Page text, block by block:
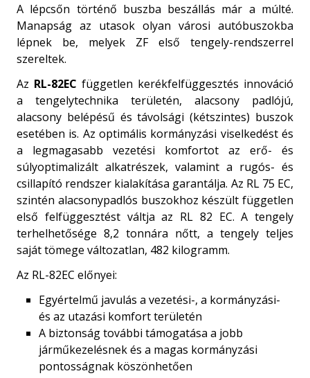
A lépcsőn történő buszba beszállás már a múlté.
Manapság az utasok olyan városi autóbuszokba
lépnek be, melyek ZF első tengely-rendszerrel
szereltek.
Az RL-82EC független kerékfelfüggesztés innováció
a tengelytechnika területén, alacsony padlójú,
alacsony belépésű és távolsági (kétszintes) buszok
esetében is. Az optimális kormányzási viselkedést és
a legmagasabb vezetési komfortot az erő- és
súlyoptimalizált alkatrészek, valamint a rugós- és
csillapító rendszer kialakítása garantálja. Az RL 75 EC,
szintén alacsonypadlós buszokhoz készült független
első felfüggesztést váltja az RL 82 EC. A tengely
terhelhetősége 8,2 tonnára nőtt, a tengely teljes
saját tömege változatlan, 482 kilogramm.
Az RL-82EC előnyei:
Egyértelmű javulás a vezetési-, a kormányzási-
és az utazási komfort területén
A biztonság további támogatása a jobb
járműkezelésnek és a magas kormányzási
pontosságnak köszönhetően